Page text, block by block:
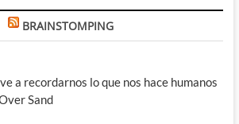
BRAINSTOMPING
a recordarnos lo que nos hace humanos
Sand